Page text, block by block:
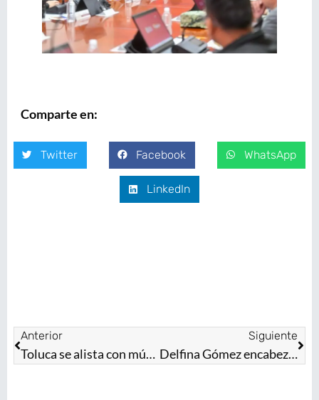
Comparte en:
Twitter Facebook WhatsApp
LinkedIn
Anterior
Toluca se alista con música, cultura y tradición para celebrar las fiestas patrias
Siguiente
Delfina Gómez encabeza ceremonia por el 178 aniversario del sacrificio de los Niños Héroes en Chapultepec